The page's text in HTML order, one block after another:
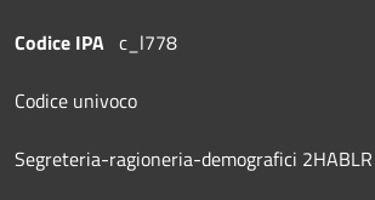
Codice IPA c_l778
Codice univoco
Segreteria-ragioneria-demografici 2HABLR